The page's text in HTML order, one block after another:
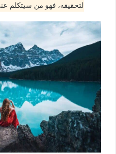
لتحقيقه، فهو من سيتكلم